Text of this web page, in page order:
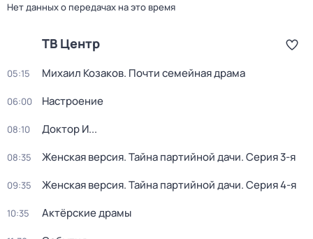
Нет данных о передачах на это время
ТВ Центр
05:15 Михаил Козаков. Почти семейная драма
06:00 Настроение
08:10 Доктор И...
08:35 Женская версия. Тайна партийной дачи. Серия 3-я
09:35 Женская версия. Тайна партийной дачи. Серия 4-я
10:35 Актёрские драмы